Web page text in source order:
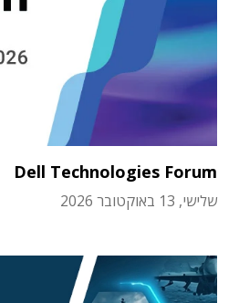
Dell Technologies Forum
שלישי, 13 באוקטובר 2026